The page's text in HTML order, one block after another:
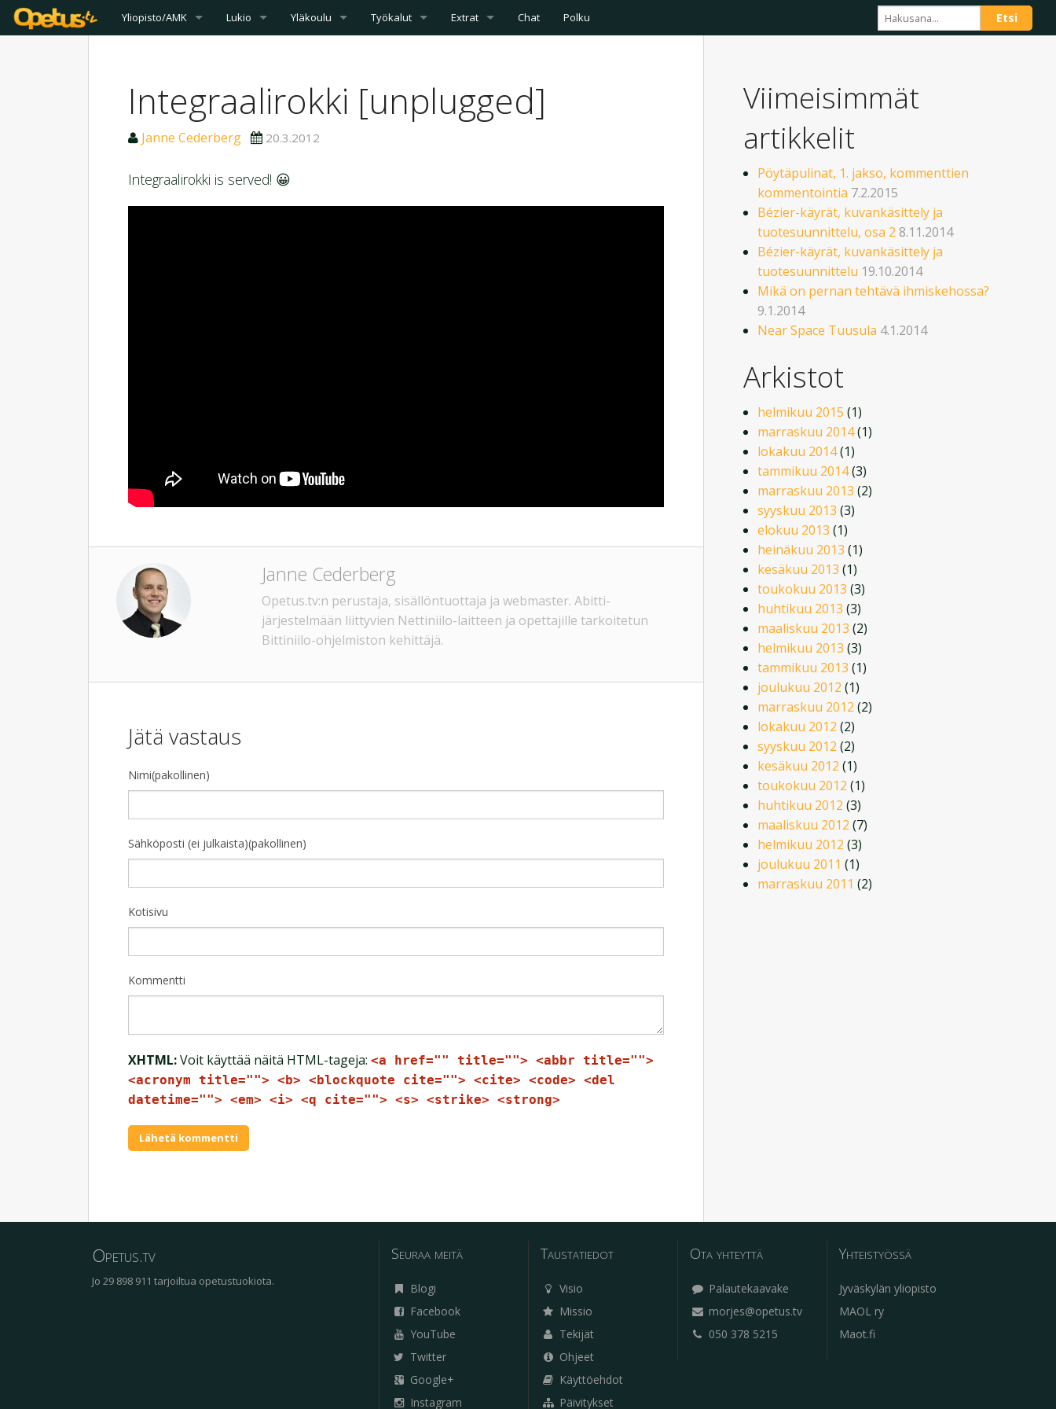
Yliopisto/AMK Lukio Yläkoulu Työkalut Extrat Chat Polku
Integraalirokki [unplugged]
Janne Cederberg 20.3.2012
Integraalirokki is served! 😀
Janne Cederberg
Opetus.tv:n perustaja, sisällöntuottaja ja webmaster. Abitti-
järjestelmään liittyvien Nettiniilo-laitteen ja opettajille tarkoitetun
Bittiniilo-ohjelmiston kehittäjä.
Jätä vastaus
Nimi(pakollinen)
Sähköposti (ei julkaista)(pakollinen)
Kotisivu
Kommentti
XHTML:Voit käyttää näitä HTML-tageja: <a href="" title=""> <abbr title="">
<acronym title=""> <b> <blockquote cite=""> <cite> <code> <del
datetime=""> <em> <i> <q cite=""> <s> <strike> <strong>
Viimeisimmät
artikkelit
Pöytäpulinat, 1. jakso, kommenttien
kommentointia 7.2.2015
Bézier-käyrät, kuvankäsittely ja
tuotesuunnittelu, osa 2 8.11.2014
Bézier-käyrät, kuvankäsittely ja
tuotesuunnittelu 19.10.2014
Mikä on pernan tehtävä ihmiskehossa?
9.1.2014
Near Space Tuusula 4.1.2014
Arkistot
helmikuu 2015 (1)
marraskuu 2014(1)
lokakuu 2014(1)
tammikuu 2014(3)
marraskuu 2013 (2)
syyskuu 2013 (3)
elokuu 2013 (1)
heinäkuu 2013 (1)
kesäkuu 2013 (1)
toukokuu 2013 (3)
huhtikuu 2013 (3)
maaliskuu 2013 (2)
helmikuu 2013 (3)
tammikuu 2013 (1)
joulukuu 2012 (1)
marraskuu 2012 (2)
lokakuu 2012 (2)
syyskuu 2012 (2)
kesäkuu 2012 (1)
toukokuu 2012 (1)
huhtikuu 2012 (3)
maaliskuu 2012 (7)
helmikuu 2012 (3)
joulukuu 2011 (1)
marraskuu 2011 (2)
Opetus.tv
Jo 29 898 911 tarjoiltua opetustuokiota.
Seuraa meitä
Blogi
Facebook
YouTube
Twitter
Google+
Instagram
Taustatiedot
Visio
Missio
Tekijät
Ohjeet
Käyttöehdot
Päivitykset
Ota yhteyttä
Palautekaavake
morjes@opetus.tv
050 378 5215
Yhteistyössä
Jyväskylän yliopisto
MAOL ry
Maot.fi